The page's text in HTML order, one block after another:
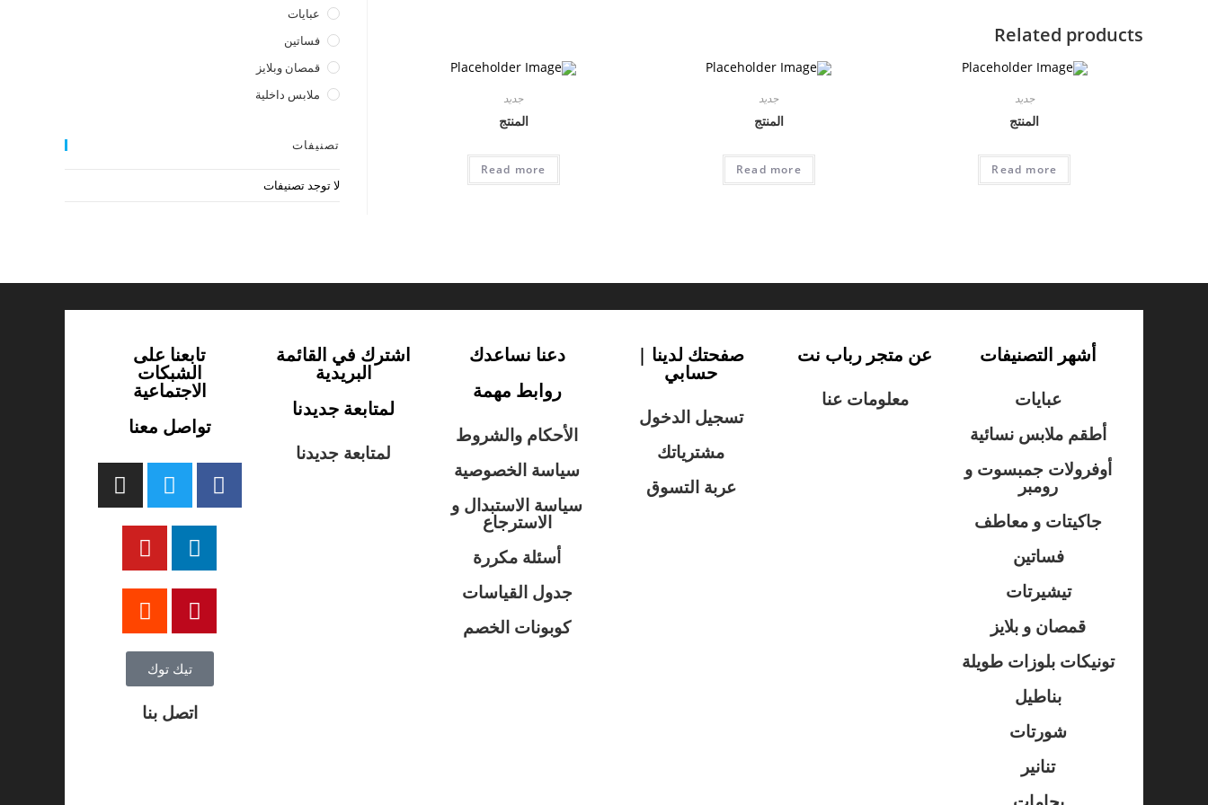
Related products
جديد
المنتج
Read more
جديد
المنتج
Read more
جديد
المنتج
Read more
عبايات
فساتين
قمصان وبلايز
ملابس داخلية
تصنيفات
لا توجد تصنيفات
أشهر التصنيفات
عبايات
أطقم ملابس نسائية
أوفرولات جمبسوت و
رومبر
جاكيتات و معاطف
فساتين
تيشيرتات
قمصان و بلايز
تونيكات بلوزات طويلة
بناطيل
شورتات
تنانير
عن متجر رباب نت
معلومات عنا
صفحتك لدينا |
حسابي
تسجيل الدخول
مشترياتك
عربة التسوق
دعنا نساعدك
روابط مهمة
الأحكام والشروط
سياسة الخصوصية
سياسة الاستبدال و
الاسترجاع
أسئلة مكررة
جدول القياسات
كوبونات الخصم
اشترك في القائمة
البريدية
لمتابعة جديدنا
لمتابعة جديدنا
تابعنا على
الشبكات
الاجتماعية
تواصل معنا
تيك توك
اتصل بنا